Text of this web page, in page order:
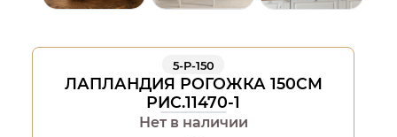
5-Р-150
ЛАПЛАНДИЯ РОГОЖКА 150СМ
РИС.11470-1
Нет в наличии